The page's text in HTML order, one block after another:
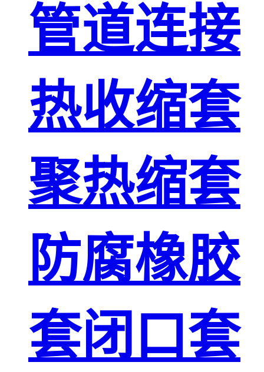
管道连接
热收缩套
聚热缩套
防腐橡胶
套闭口套